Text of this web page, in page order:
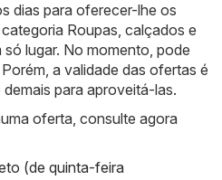
dias para oferecer-lhe os
Roupas, calçados e
lugar. No momento, pode
a validade das ofertas é
para aproveitá-las.
oferta, consulte agora
(de quinta-feira